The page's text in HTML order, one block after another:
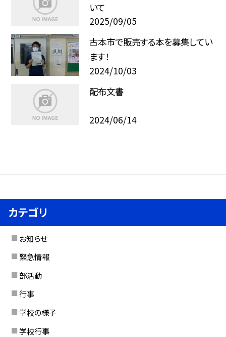
いて
2025/09/05
古本市で販売する本を募集してい
ます！
2024/10/03
配布文書
2024/06/14
カテゴリ
お知らせ
緊急情報
部活動
行事
学校の様子
学校行事